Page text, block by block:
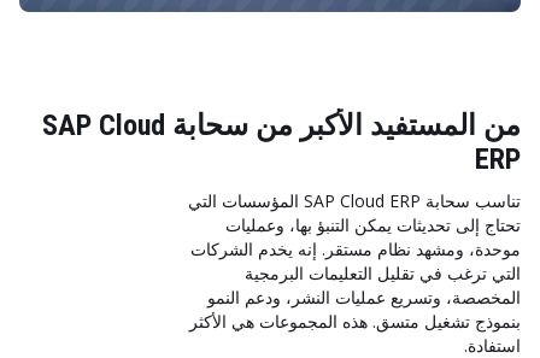
من المستفيد الأكبر من سحابة SAP Cloud
ERP
تناسب سحابة SAP Cloud ERP المؤسسات التي
تحتاج إلى تحديثات يمكن التنبؤ بها، وعمليات
موحدة، ومشهد نظام مستقر. إنه يخدم الشركات
التي ترغب في تقليل التعليمات البرمجية
المخصصة، وتسريع عمليات النشر، ودعم النمو
بنموذج تشغيل متسق. هذه المجموعات هي الأكثر
استفادة.